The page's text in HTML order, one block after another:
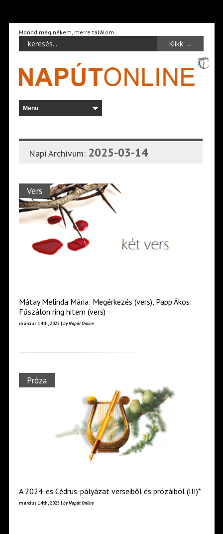
Mondd meg nékem, merre találom…
Napi Archívum: 2025-03-14
Vers
Mátay Melinda Mária: Megérkezés (vers), Papp Ákos:
Fűszálon ring hitem (vers)
március 14th, 2025 | by Napút Online
Próza
A 2024-es Cédrus-pályázat verseiből és prózáiból (III)*
március 14th, 2025 | by Napút Online